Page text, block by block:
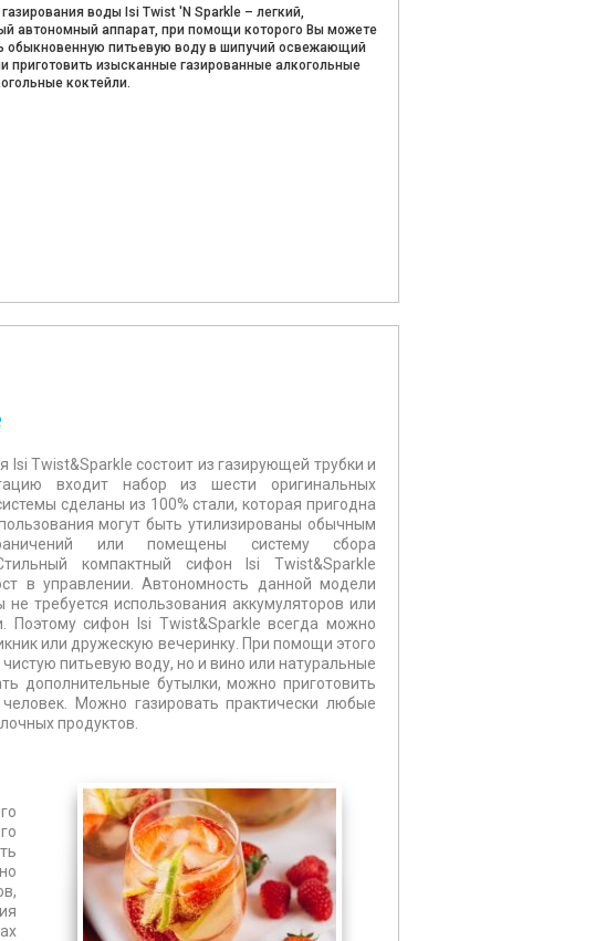
воды Isi Twist 'N Sparkle – легкий,
автономный аппарат, при помощи которого Вы можете
обыкновенную питьевую воду в шипучий освежающий
приготовить изысканные газированные алкогольные
коктейли.
Twist&Sparkle состоит из газирующей трубки и
входит набор из шести оригинальных
сделаны из 100% стали, которая пригодна
могут быть утилизированы обычным
или помещены систему сбора
компактный сифон Isi Twist&Sparkle
в управлении. Автономность данной модели
требуется использования аккумуляторов или
Поэтому сифон Isi Twist&Sparkle всегда можно
или дружескую вечеринку. При помощи этого
питьевую воду, но и вино или натуральные
дополнительные бутылки, можно приготовить
Можно газировать практически любые
продуктов.